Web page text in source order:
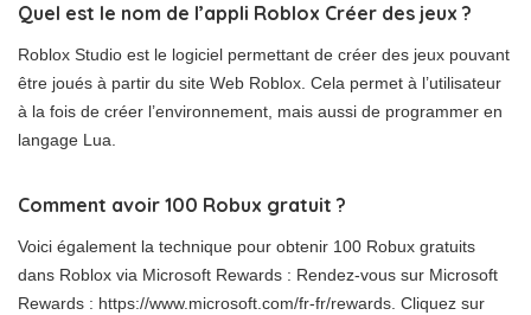
Quel est le nom de l’appli Roblox Créer des jeux ?
Roblox Studio est le logiciel permettant de créer des jeux pouvant
être joués à partir du site Web Roblox. Cela permet à l’utilisateur
à la fois de créer l’environnement, mais aussi de programmer en
langage Lua.
Comment avoir 100 Robux gratuit ?
Voici également la technique pour obtenir 100 Robux gratuits
dans Roblox via Microsoft Rewards : Rendez-vous sur Microsoft
Rewards : https://www.microsoft.com/fr-fr/rewards. Cliquez sur